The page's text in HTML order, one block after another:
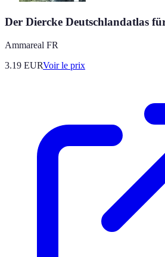
Der Diercke Deutschlandatlas
Ammareal FR
3.19 EURVoir le prix